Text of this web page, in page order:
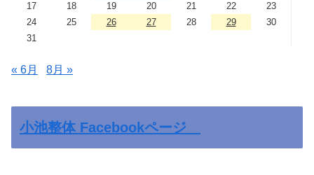
17
18 19 20 21 22
23
24
25 26 27 28 29
30
31
« 6月 8月 »
小池整体 Facebookページ